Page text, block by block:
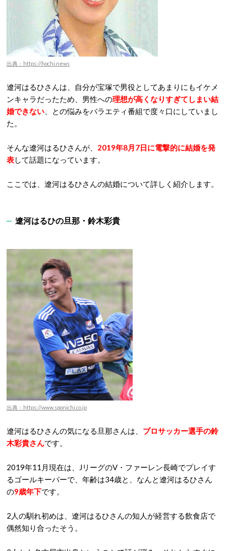
出典：https://hochi.news
遼河はるひさんは、自分が宝塚で男役としてあまりにもイケメ
ンキャラだったため、男性への理想が高くなりすぎてしまい結
婚できない 、との悩みをバラエティ番組で度々口にしていまし
た。
そんな遼河はるひさんが、 2019年8月7日に電撃的に結婚を発
表して話題になっています。
ここでは、遼河はるひさんの結婚について詳しく紹介します。
遼河はるひの旦那・鈴木彩貴
出典：https://www.sponichi.co.jp
遼河はるひさんの気になる旦那さんは、 プロサッカー選手の鈴
木彩貴さんです。
2019年11月現在は、JリーグのV・ファーレン長崎でプレイす
るゴールキーパーで、年齢は34歳と、なんと遼河はるひさん
の9歳年下です。
2人の馴れ初めは、遼河はるひさんの知人が経営する飲食店で
偶然知り合ったそう。